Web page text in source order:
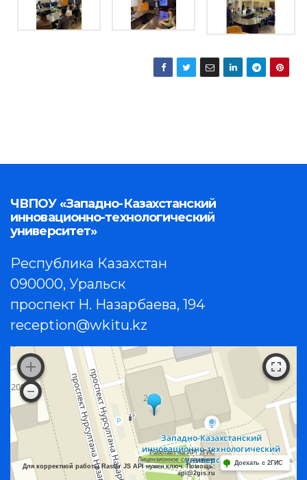
ЧВПОУ «Западно-Казахстанский
инновационно-технологический
университет»
Республика Казахстан
090000, Уральск
проспект Н. Назарбаева, 194
reception@wkitu.kz
Работает на API 2ГИС
Лицензионное соглашение
Для корректной работы Raster JS API нужен ключ. Помощь:
api@2gis.ru
Доехать с 2ГИС